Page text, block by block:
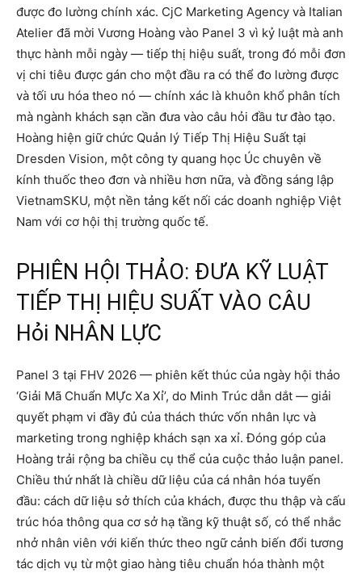
được đo lường chính xác. CjC Marketing Agency và Italian
Atelier đã mời Vương Hoàng vào Panel 3 vì kỷ luật mà anh
thực hành mỗi ngày — tiếp thị hiệu suất, trong đó mỗi đơn
vị chi tiêu được gán cho một đầu ra có thể đo lường được
và tối ưu hóa theo nó — chính xác là khuôn khổ phân tích
mà ngành khách sạn cần đưa vào câu hỏi đầu tư đào tạo.
Hoàng hiện giữ chức Quản lý Tiếp Thị Hiệu Suất tại
Dresden Vision, một công ty quang học Úc chuyên về
kính thuốc theo đơn và nhiều hơn nữa, và đồng sáng lập
VietnamSKU, một nền tảng kết nối các doanh nghiệp Việt
Nam với cơ hội thị trường quốc tế.
PHIÊN HỘI THẢO: ĐƯA KỸ LUẬT
TIẾP THỊ HIỆU SUẤT VÀO CÂU
Hỏi NHÂN LỰC
Panel 3 tại FHV 2026 — phiên kết thúc của ngày hội thảo
‘Giải Mã Chuẩn MỰc Xa Xỉ’, do Minh Trúc dẫn dắt — giải
quyết phạm vi đầy đủ của thách thức vốn nhân lực và
marketing trong nghiệp khách sạn xa xỉ. Đóng góp của
Hoàng trải rộng ba chiều cụ thể của cuộc thảo luận panel.
Chiều thứ nhất là chiều dữ liệu của cá nhân hóa tuyến
đầu: cách dữ liệu sở thích của khách, được thu thập và cấu
trúc hóa thông qua cơ sở hạ tầng kỹ thuật số, có thể nhắc
nhở nhân viên với kiến thức theo ngữ cảnh biến đổi tương
tác dịch vụ từ một giao hàng tiêu chuẩn hóa thành một